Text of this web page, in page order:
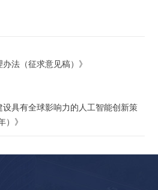
法（征求意见稿）》
具有全球影响力的人工智能创新策
）》